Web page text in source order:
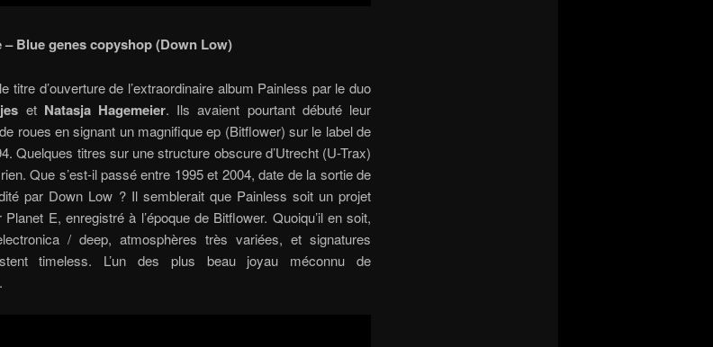
Blue genes copyshop (Down Low)
titre d’ouverture de l’extraordinaire album Painless par le duo
et Natasja Hagemeier. Ils avaient pourtant débuté leur
roues en signant un magnifique ep (Bitflower) sur le label de
Quelques titres sur une structure obscure d’Utrecht (U-Trax)
Que s’est-il passé entre 1995 et 2004, date de la sortie de
par Down Low ? Il semblerait que Painless soit un projet
E, enregistré à l’époque de Bitflower. Quoiqu’il en soit,
/ deep, atmosphères très variées, et signatures
timeless. L’un des plus beau joyau méconnu de